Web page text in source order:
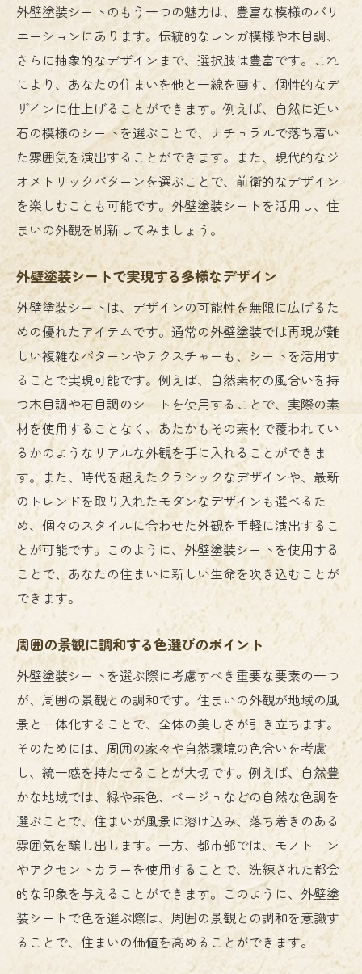
外壁塗装シートのもう一つの魅力は、豊富な模様のバリ
エーションにあります。伝統的なレンガ模様や木目調、
さらに抽象的なデザインまで、選択肢は豊富です。これ
により、あなたの住まいを他と一線を画す、個性的なデ
ザインに仕上げることができます。例えば、自然に近い
石の模様のシートを選ぶことで、ナチュラルで落ち着い
た雰囲気を演出することができます。また、現代的なジ
オメトリックパターンを選ぶことで、前衛的なデザイン
を楽しむことも可能です。外壁塗装シートを活用し、住
まいの外観を刷新してみましょう。
外壁塗装シートで実現する多様なデザイン
外壁塗装シートは、デザインの可能性を無限に広げるた
めの優れたアイテムです。通常の外壁塗装では再現が難
しい複雑なパターンやテクスチャーも、シートを活用す
ることで実現可能です。例えば、自然素材の風合いを持
つ木目調や石目調のシートを使用することで、実際の素
材を使用することなく、あたかもその素材で覆われてい
るかのようなリアルな外観を手に入れることができま
す。また、時代を超えたクラシックなデザインや、最新
のトレンドを取り入れたモダンなデザインも選べるた
め、個々のスタイルに合わせた外観を手軽に演出するこ
とが可能です。このように、外壁塗装シートを使用する
ことで、あなたの住まいに新しい生命を吹き込むことが
できます。
周囲の景観に調和する色選びのポイント
外壁塗装シートを選ぶ際に考慮すべき重要な要素の一つ
が、周囲の景観との調和です。住まいの外観が地域の風
景と一体化することで、全体の美しさが引き立ちます。
そのためには、周囲の家々や自然環境の色合いを考慮
し、統一感を持たせることが大切です。例えば、自然豊
かな地域では、緑や茶色、ベージュなどの自然な色調を
選ぶことで、住まいが風景に溶け込み、落ち着きのある
雰囲気を醸し出します。一方、都市部では、モノトーン
やアクセントカラーを使用することで、洗練された都会
的な印象を与えることができます。このように、外壁塗
装シートで色を選ぶ際は、周囲の景観との調和を意識す
ることで、住まいの価値を高めることができます。